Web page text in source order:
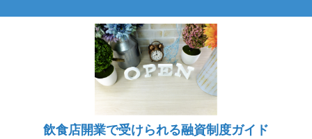
飲食店開業で受けられる融資制度ガイド